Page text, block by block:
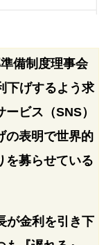
備制度理事会
下げするよう求
ビス（SNS）
の表明で世界的
を募らせている
が金利を引き下